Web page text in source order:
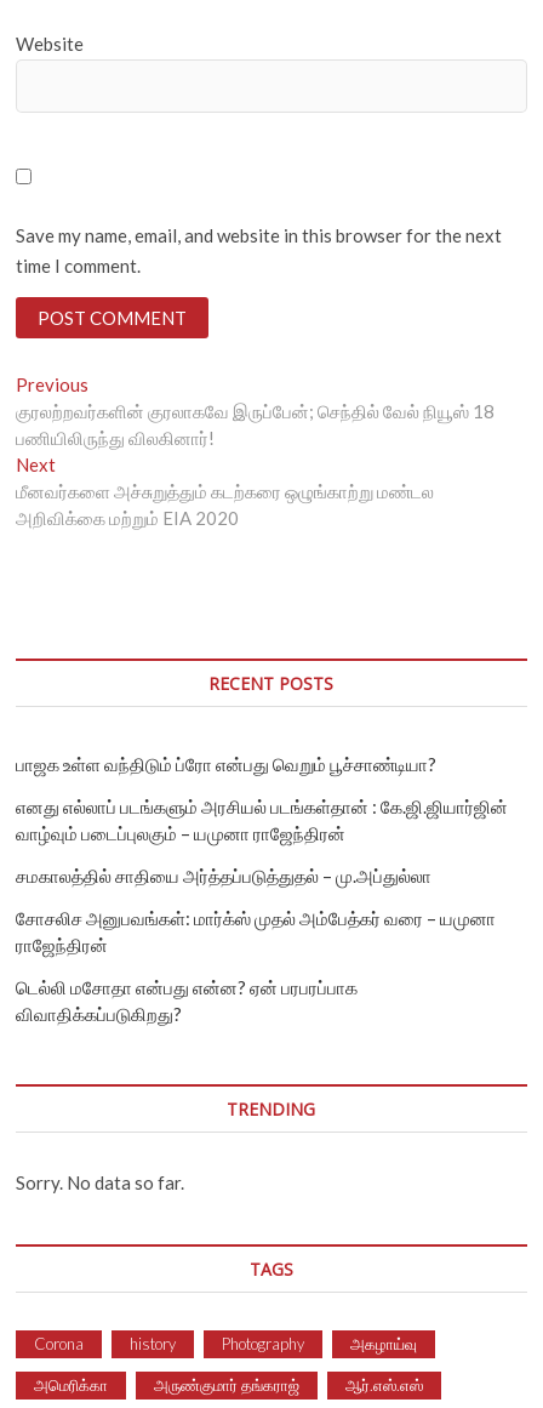
Website
Save my name, email, and website in this browser for the next
time I comment.
Post
navigation
Previous
post:
குரலற்றவர்களின் குரலாகவே இருப்பேன்; செந்தில் வேல் நியூஸ் 18
பணியிலிருந்து விலகினார்!
NextNext
post:
மீனவர்களை அச்சுறுத்தும் கடற்கரை ஒழுங்காற்று மண்டல
அறிவிக்கை மற்றும் EIA 2020
RECENT POSTS
பாஜக உள்ள வந்திடும் ப்ரோ என்பது வெறும் பூச்சாண்டியா?
எனது எல்லாப் படங்களும் அரசியல் படங்கள்தான் : கே.ஜி.ஜியார்ஜின்
வாழ்வும் படைப்புலகும் – யமுனா ராஜேந்திரன்
சமகாலத்தில் சாதியை அர்த்தப்படுத்துதல் – மு.அப்துல்லா
சோசலிச அனுபவங்கள்: மார்க்ஸ் முதல் அம்பேத்கர் வரை – யமுனா
ராஜேந்திரன்
டெல்லி மசோதா என்பது என்ன? ஏன் பரபரப்பாக
விவாதிக்கப்படுகிறது?
TRENDING
Sorry. No data so far.
TAGS
Corona history Photography அகழாய்வு
அமெரிக்கா அருண்குமார் தங்கராஜ் ஆர்.எஸ்.எஸ்